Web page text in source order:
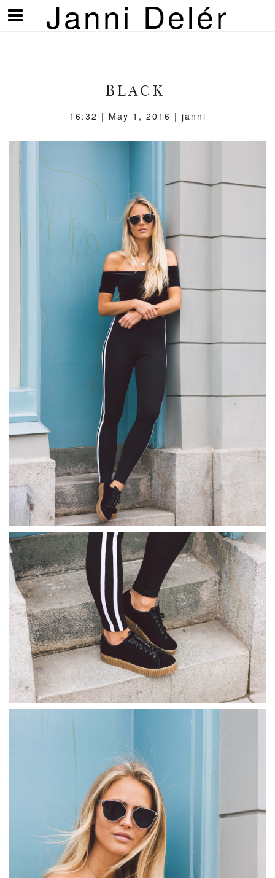
Janni Delér
Visa/göm
meny
BLACK
16:32 | May 1, 2016 | janni